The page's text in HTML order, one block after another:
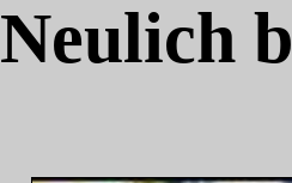
Neulich